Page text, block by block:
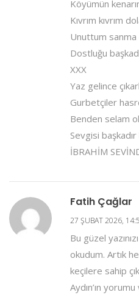
Köyümün
Kıvrım kıvrım
Unuttum sanma
Dostluğu
XXX
Yaz gelince
Gurbetçiler
Benden selam
Sevgisi
İBRAHİM
Fatih Çağlar
27 ŞUBAT 2026,
Bu güzel
okudum. Artık
keçilere sahip
Aydın’ın